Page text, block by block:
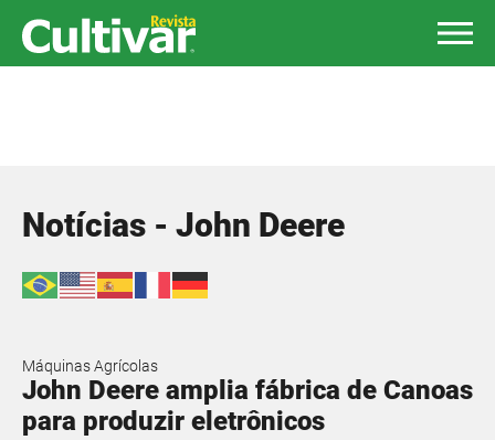
Notícias - John Deere
Máquinas Agrícolas
John Deere amplia fábrica de Canoas
para produzir eletrônicos